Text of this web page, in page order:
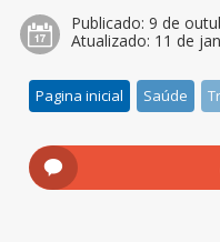
Publicado: 9 de
Atualizado: 11 de
Pagina inicial Saúde